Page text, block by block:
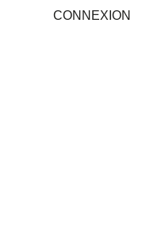
CONNEXION